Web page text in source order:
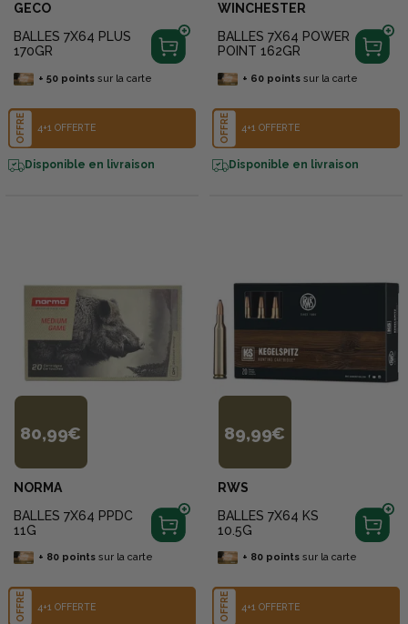
GECO
BALLES 7X64 PLUS
170GR
+ 50pointssur la carte
OFFRE 4+1 OFFERTE
Disponible en livraison
WINCHESTER
BALLES 7X64 POWER
POINT 162GR
+ 60pointssur la carte
OFFRE 4+1 OFFERTE
Disponible en livraison
80,99€
NORMA
BALLES 7X64 PPDC
11G
+ 80pointssur la carte
OFFRE 4+1 OFFERTE
89,99€
RWS
BALLES 7X64 KS
10.5G
+ 80pointssur la carte
OFFRE 4+1 OFFERTE